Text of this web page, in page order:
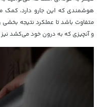
هوشمندی که این جارو دارد، کمک
متفاوت باشد تا عملکرد نتیجه
و آنچیزی که به درون خود می‌کشد